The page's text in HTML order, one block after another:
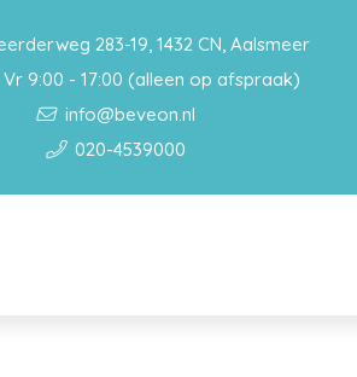
283-19, 1432 CN, Aalsmeer
9:00 - 17:00 (alleen op afspraak)
info@beveon.nl
020-4539000